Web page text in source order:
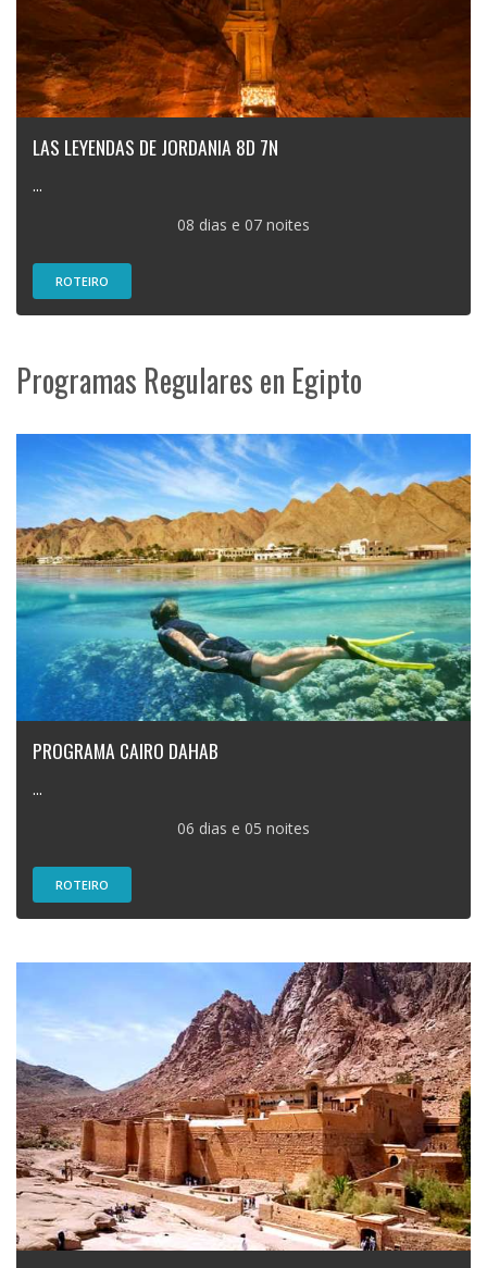
LAS LEYENDAS DE JORDANIA 8D 7N
...
08 dias e 07 noites
ROTEIRO
Programas Regulares en Egipto
PROGRAMA CAIRO DAHAB
...
06 dias e 05 noites
ROTEIRO